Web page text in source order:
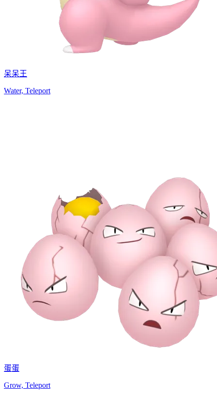
呆呆王
Water, Teleport
蛋蛋
Grow, Teleport